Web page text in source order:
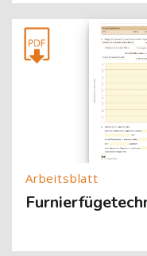
[Cocoon] About (Text